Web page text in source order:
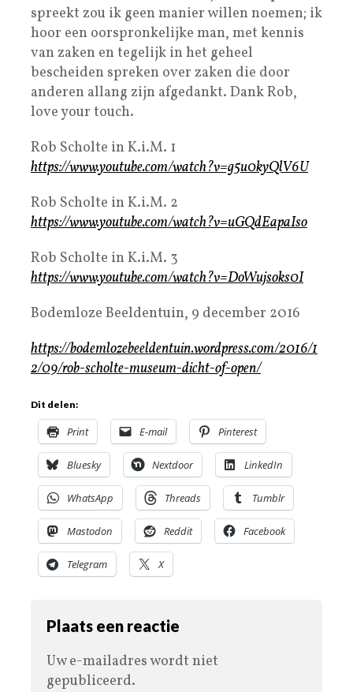
spreekt zou ik geen manier willen noemen; ik
hoor een oorspronkelijke man, met kennis
van zaken en tegelijk in het geheel
bescheiden spreken over zaken die door
anderen allang zijn afgedankt. Dank Rob,
love your touch.
Rob Scholte in K.i.M. 1
https://www.youtube.com/watch?v=g5u0kyQlV6U
Rob Scholte in K.i.M. 2
https://www.youtube.com/watch?v=uGQdEapaIso
Rob Scholte in K.i.M. 3
https://www.youtube.com/watch?v=DoWujsoks0I
Bodemloze Beeldentuin, 9 december 2016
https://bodemlozebeeldentuin.wordpress.com/2016/1
2/09/rob-scholte-museum-dicht-of-open/
Dit delen:
Print E-mail Pinterest
Bluesky Nextdoor LinkedIn
WhatsApp Threads Tumblr
Mastodon Reddit Facebook
Telegram X
Plaats een reactie
Uw e-mailadres wordt niet
gepubliceerd.